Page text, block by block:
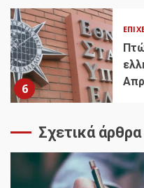
6
Σχετικά άρθρα